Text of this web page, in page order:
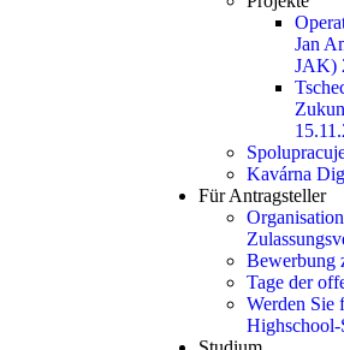
Jan
JAK)
Kavárna
Für Antragsteller
Bewerbung
Tage der
Werden Sie
Highschool-